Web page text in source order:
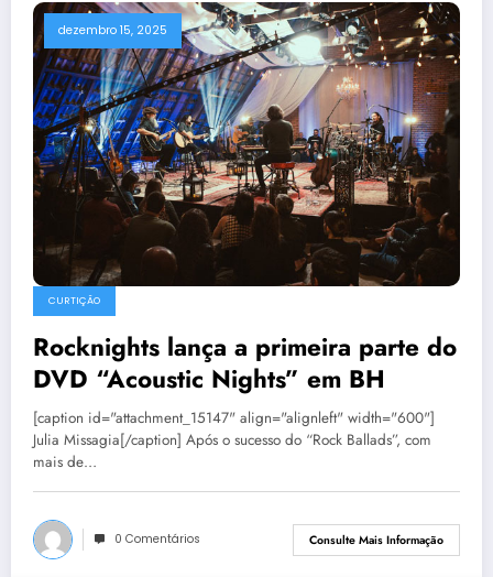
dezembro 15, 2025
CURTIÇÃO
Rocknights lança a primeira parte do
DVD “Acoustic Nights” em BH
[caption id="attachment_15147" align="alignleft" width="600"]
Julia Missagia[/caption] Após o sucesso do “Rock Ballads”, com
mais de…
0 Comentários Consulte Mais Informação